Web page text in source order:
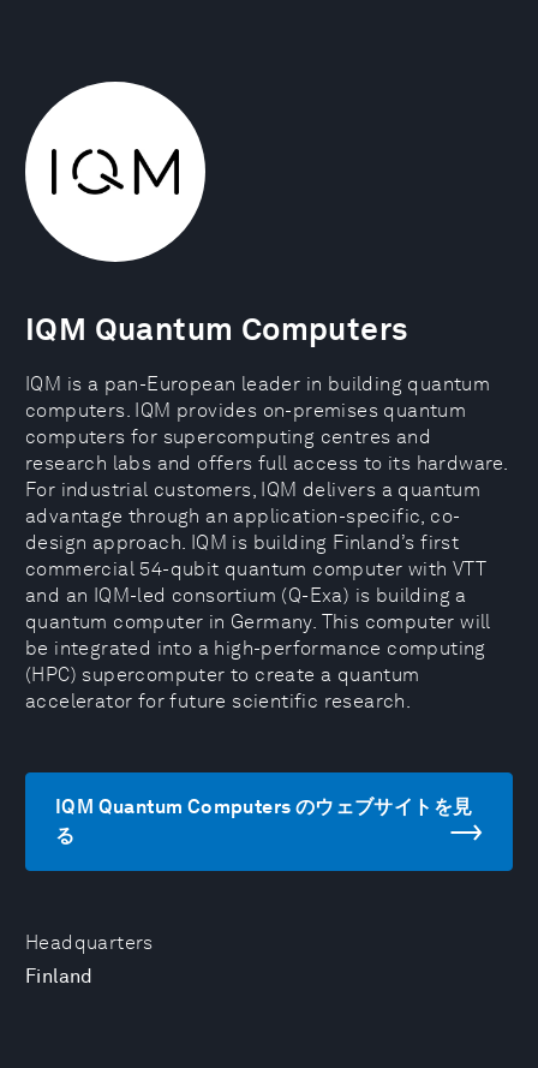
Headquarters
Finland
IQM Quantum Computers
IQM is a pan-European leader in building quantum
computers. IQM provides on-premises quantum
computers for supercomputing centres and
research labs and offers full access to its hardware.
For industrial customers, IQM delivers a quantum
advantage through an application-specific, co-
design approach. IQM is building Finland’s first
commercial 54-qubit quantum computer with VTT
and an IQM-led consortium (Q-Exa) is building a
quantum computer in Germany. This computer will
be integrated into a high-performance computing
(HPC) supercomputer to create a quantum
accelerator for future scientific research.
IQM Quantum Computers のウェブサイトを見
る